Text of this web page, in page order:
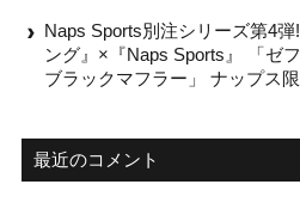
Naps Sports別注シリーズ第4
ング』×『Naps Sports』 「ゼ
ブラックマフラー」 ナップス
最近のコメント